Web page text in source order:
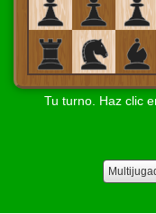
Tu turno. Haz clic